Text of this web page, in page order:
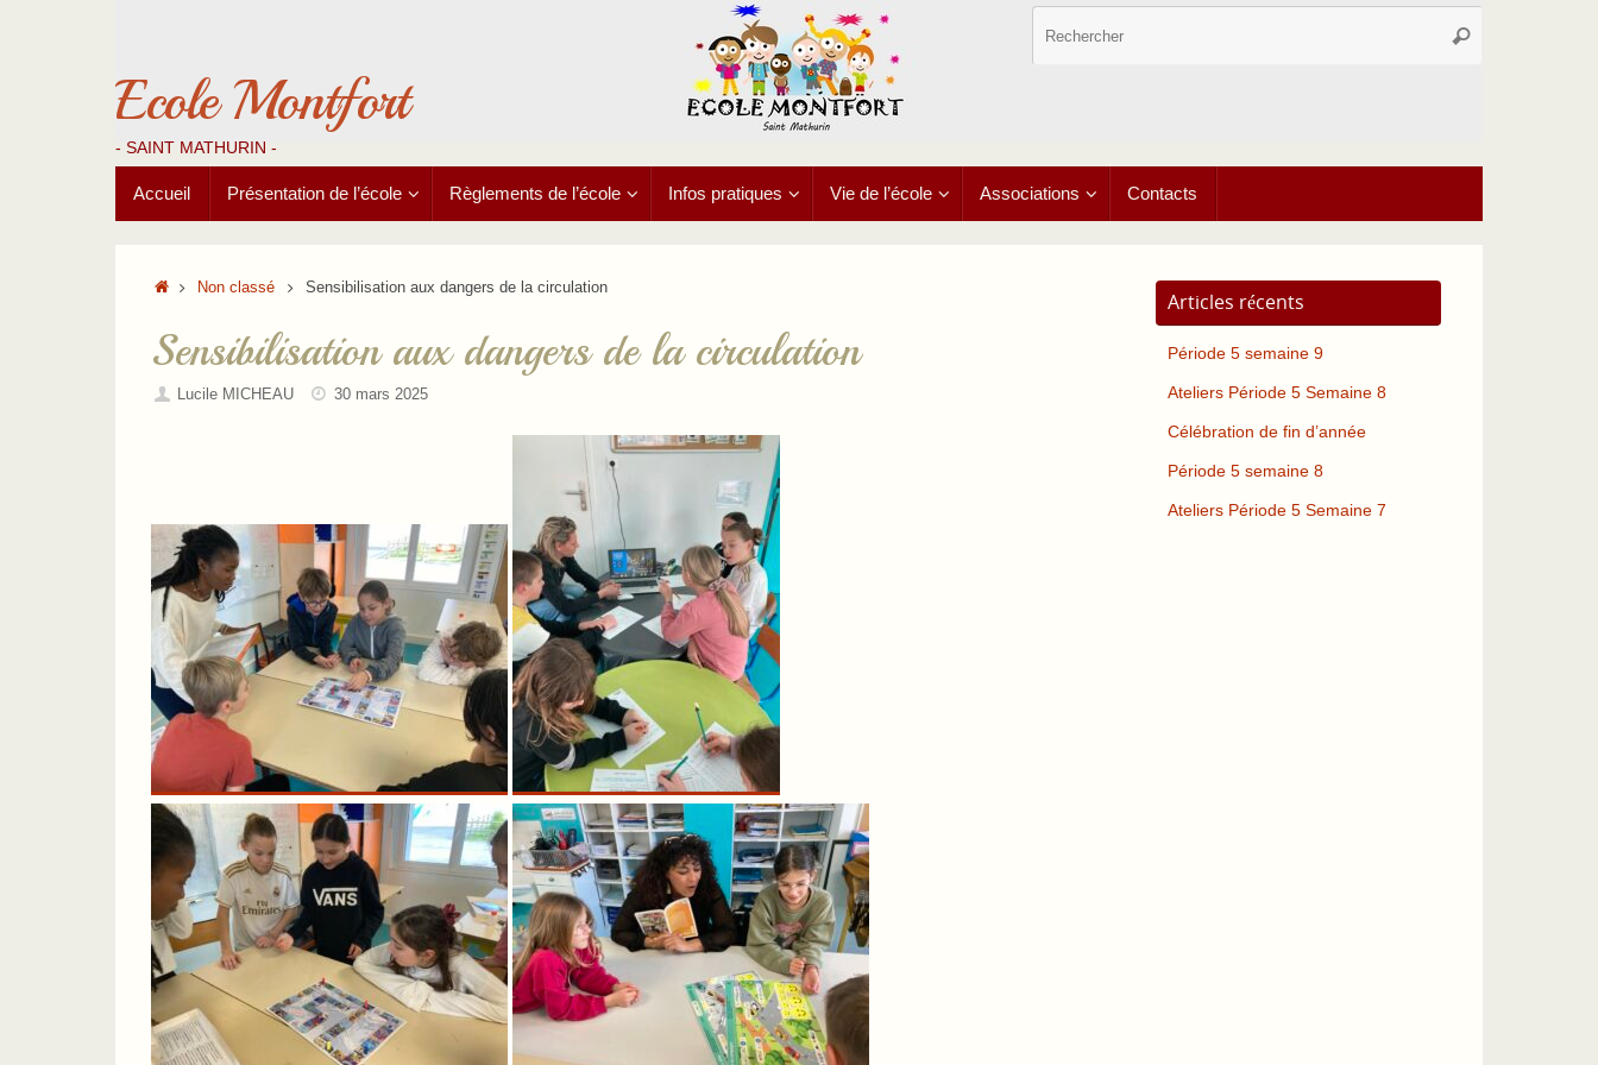
Ecole Montfort
- SAINT MATHURIN -
Rechercher
contenu
Accueil Présentation de l’école Règlements de l’école Infos pratiques Vie de l’école Associations Contacts
AccueilNon classé Sensibilisation aux dangers de la circulation
Sensibilisation aux dangers de la circulation
Lucile MICHEAU 30 mars 2025
Articles récents
Période 5 semaine 9
Ateliers Période 5 Semaine 8
Célébration de fin d’année
Période 5 semaine 8
Ateliers Période 5 Semaine 7